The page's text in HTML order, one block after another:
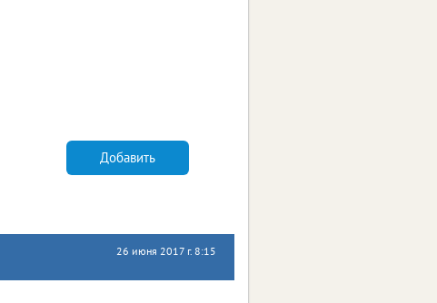
Добавить
26 июня 2017 г. 8:15